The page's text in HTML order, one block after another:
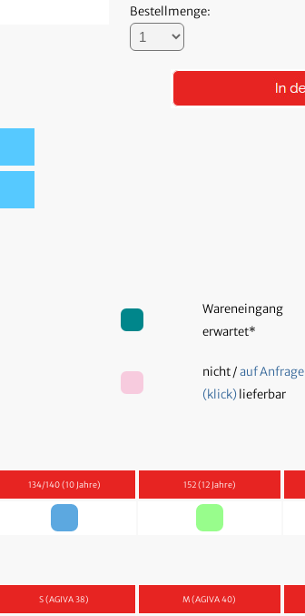
Bestellmenge:
Wareneingang
erwartet*
nicht /auf Anfrage
(klick)lieferbar
134/140 (10 Jahre) 152 (12 Jahre)
S (AGIVA 38) M (AGIVA 40)